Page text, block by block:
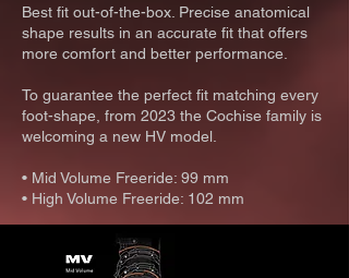
Best fit out-of-the-box. Precise anatomical
shape results in an accurate fit that offers
more comfort and better performance.
To guarantee the perfect fit matching every
foot-shape, from 2023 the Cochise family is
welcoming a new HV model.
• Mid Volume Freeride: 99 mm
• High Volume Freeride: 102 mm